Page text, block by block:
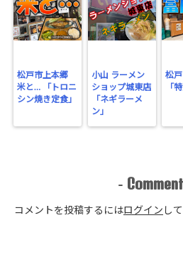
松戸市上本郷
米と… 「トロニ
シン焼き定食」
小山 ラーメン
ショップ城東店
「ネギラーメ
ン」
松
「
-
コメントを投稿するには ログイン し